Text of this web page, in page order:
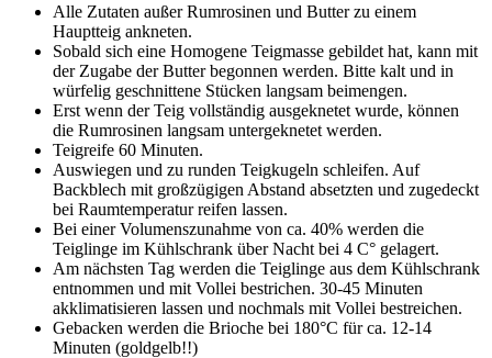
Alle Zutaten außer Rumrosinen und Butter zu einem
Hauptteig ankneten.
Sobald sich eine Homogene Teigmasse gebildet hat, kann mit
der Zugabe der Butter begonnen werden. Bitte kalt und in
würfelig geschnittene Stücken langsam beimengen.
Erst wenn der Teig vollständig ausgeknetet wurde, können
die Rumrosinen langsam untergeknetet werden.
Teigreife 60 Minuten.
Auswiegen und zu runden Teigkugeln schleifen. Auf
Backblech mit großzügigen Abstand absetzten und zugedeckt
bei Raumtemperatur reifen lassen.
Bei einer Volumenszunahme von ca. 40% werden die
Teiglinge im Kühlschrank über Nacht bei 4 C° gelagert.
Am nächsten Tag werden die Teiglinge aus dem Kühlschrank
entnommen und mit Vollei bestrichen. 30-45 Minuten
akklimatisieren lassen und nochmals mit Vollei bestreichen.
Gebacken werden die Brioche bei 180°C für ca. 12-14
Minuten (goldgelb!!)